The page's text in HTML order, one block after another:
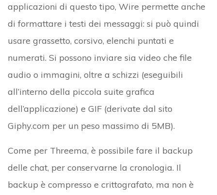
applicazioni di questo tipo, Wire permette anche
di formattare i testi dei messaggi: si può quindi
usare grassetto, corsivo, elenchi puntati e
numerati. Si possono inviare sia video che file
audio o immagini, oltre a schizzi (eseguibili
all’interno della piccola suite grafica
dell’applicazione) e GIF (derivate dal sito
Giphy.com per un peso massimo di 5MB).
Come per Threema, è possibile fare il backup
delle chat, per conservarne la cronologia. Il
backup è compresso e crittografato, ma non è